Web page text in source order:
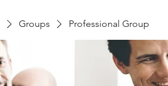
Groups Professional Group